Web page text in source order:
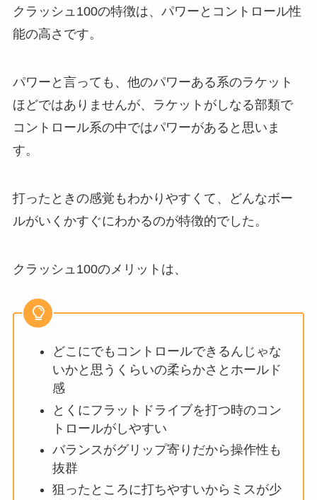
クラッシュ100の特徴は、パワーとコントロール性
能の高さです。
パワーと言っても、他のパワーある系のラケット
ほどではありませんが、ラケットがしなる部類で
コントロール系の中ではパワーがあると思いま
す。
打ったときの感覚もわかりやすくて、どんなボー
ルがいくかすぐにわかるのが特徴的でした。
クラッシュ100のメリットは、
どこにでもコントロールできるんじゃな
いかと思うくらいの柔らかさとホールド
感
とくにフラットドライブを打つ時のコン
トロールがしやすい
バランスがグリップ寄りだから操作性も
抜群
狙ったところに打ちやすいからミスが少